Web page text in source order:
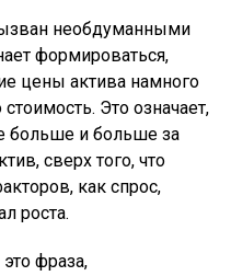
необдуманными
формироваться,
цены актива намного
Это означает,
больше и больше за
сверх того, что
как спрос,
роста.
фраза,